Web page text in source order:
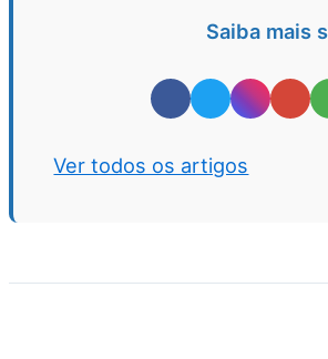
Saiba mais
Ver todos os artigos